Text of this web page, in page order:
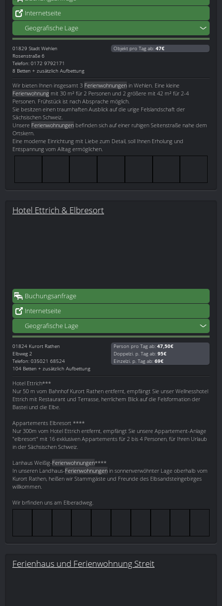
Internetseite
Geografische Lage
01829 Stadt Wehlen
Rosenstraße 6
Telefon: 0172 9792171
8 Betten + zusätzlich Aufbettung
Objekt pro Tag ab: 47€
Wir bieten Ihnen insgesamt 3 Ferienwohnungen in Wehlen. Eine kleine
Ferienwohnung mit 30 m² für 2 Personen und 2 größere mit 42 m² für 2-4
Personen. Frühstück ist nach Absprache möglich.
Sie besitzen einen traumhaften Ausblick auf die urige Felslandschaft der
Sächsischen Schweiz.
Unsere Ferienwohnungen befinden sich auf einer ruhigen Seitenstraße nahe dem
Ortskern.
Eine moderne Einrichtung mit Liebe zum Detail, soll Ihnen Erholung und
Entspannung vom Alltag ermöglichen.
Hotel Ettrich & Elbresort
Buchungsanfrage
Internetseite
Geografische Lage
01824 Kurort Rathen
Elbweg 2
Telefon: 035021 68524
104 Betten + zusätzlich Aufbettung
Person pro Tag ab: 47,50€
Doppelzi. p. Tag ab: 95€
Einzelzi. p. Tag ab: 69€
Hotel Ettrich***
Nur 50 m vom Bahnhof Kurort Rathen entfernt, empfängt Sie unser Wellnesshotel
Ettrich mit Restaurant und Terrasse, herrlichem Blick auf die Felsformation der
Bastei und die Elbe.
Appartements Elbresort ****
Nur 300m vom Hotel Ettrich entfernt, empfängt Sie unsere Appartement-Anlage
"elbresort" mit 16 exklusiven Appartements für 2 bis 4 Personen, für Ihren Urlaub
in der Sächsischen Schweiz.
Lanhaus Weißig-Ferienwohnungen****
In unseren Landhaus-Ferienwohnungen in sonnenverwöhnter Lage oberhalb vom
Kurort Rathen, heißen wir Stammgäste und Freunde des Elbsandsteingebirges
willkommen.
Wir brfinden uns am Elberadweg.
Ferienhaus und Ferienwohnung Streit